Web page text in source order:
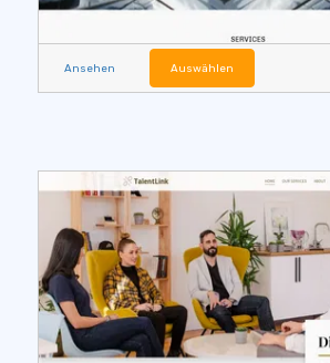
Ansehen Auswählen